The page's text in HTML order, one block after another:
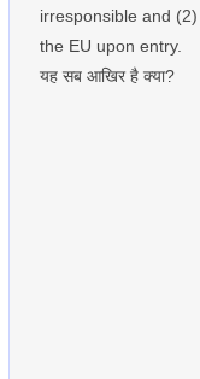
irresponsible and
the EU upon entry.
यह सब आखिर है क्या?